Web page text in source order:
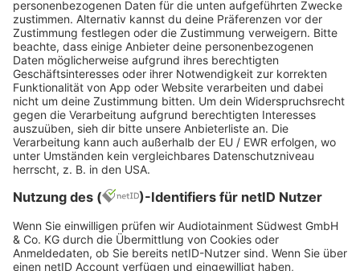
Kontakt
Du hast eine Frage oder willst einfach mal
durchklingeln? Hier findest Du alle
Informationen ...
MEHR LESEN
Newsletter bestellen